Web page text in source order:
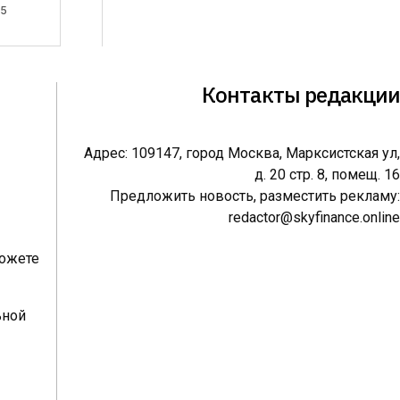
Контакты редакции
Адрес: 109147, город Москва, Марксистская ул,
д. 20 стр. 8, помещ. 16
Предложить новость, разместить рекламу:
redactor@skyfinance.online